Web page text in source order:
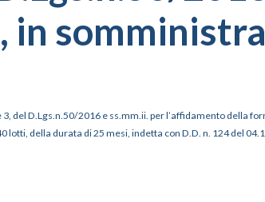
in
del D.Lgs.n.50/2016 e ss.mm.ii. per l’affidamento della
lotti, della durata di 25 mesi, indetta con D.D. n. 124 del